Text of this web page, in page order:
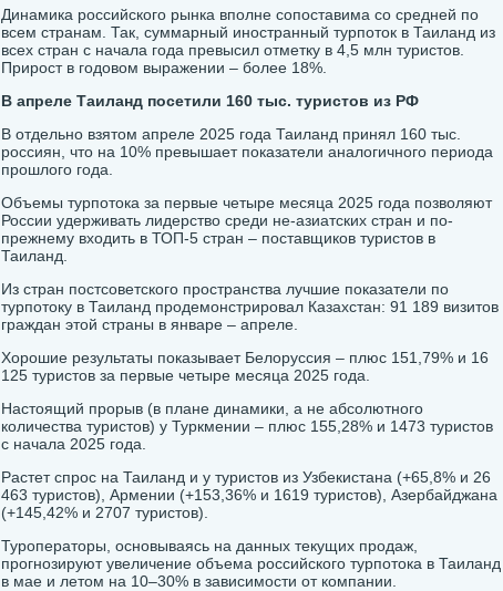
Динамика российского рынка вполне сопоставима со средней по
всем странам. Так, суммарный иностранный турпоток в Таиланд из
всех стран с начала года превысил отметку в 4,5 млн туристов.
Прирост в годовом выражении – более 18%.
В апреле Таиланд посетили 160 тыс. туристов из РФ
В отдельно взятом апреле 2025 года Таиланд принял 160 тыс.
россиян, что на 10% превышает показатели аналогичного периода
прошлого года.
Объемы турпотока за первые четыре месяца 2025 года позволяют
России удерживать лидерство среди не-азиатских стран и по-
прежнему входить в ТОП-5 стран – поставщиков туристов в
Таиланд.
Из стран постсоветского пространства лучшие показатели по
турпотоку в Таиланд продемонстрировал Казахстан: 91 189 визитов
граждан этой страны в январе – апреле.
Хорошие результаты показывает Белоруссия – плюс 151,79% и 16
125 туристов за первые четыре месяца 2025 года.
Настоящий прорыв (в плане динамики, а не абсолютного
количества туристов) у Туркмении – плюс 155,28% и 1473 туристов
с начала 2025 года.
Растет спрос на Таиланд и у туристов из Узбекистана (+65,8% и 26
463 туристов), Армении (+153,36% и 1619 туристов), Азербайджана
(+145,42% и 2707 туристов).
Туроператоры, основываясь на данных текущих продаж,
прогнозируют увеличение объема российского турпотока в Таиланд
в мае и летом на 10–30% в зависимости от компании.